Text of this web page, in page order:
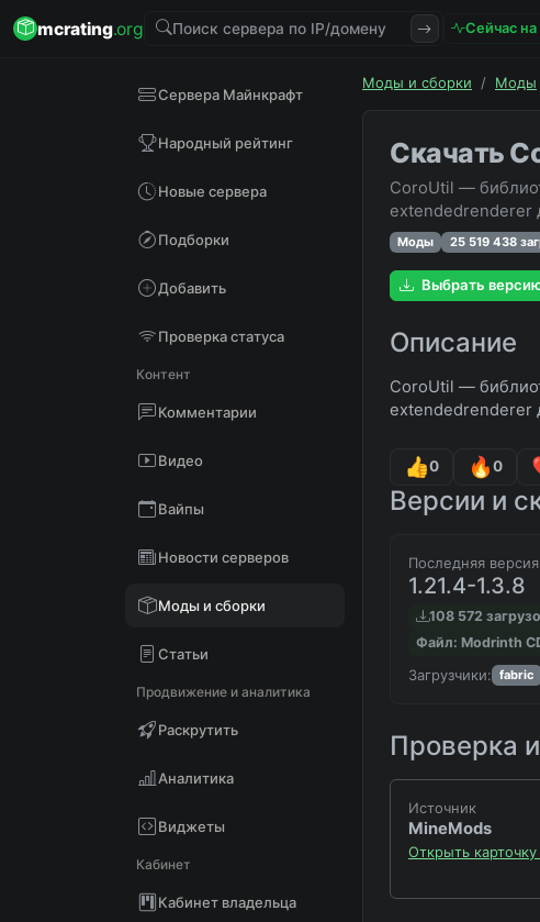
mcrating.org Сейчас на
Сервера Майнкрафт
Народный рейтинг
Новые сервера
Подборки
Добавить
Проверка статуса
Контент
Комментарии
Видео
Вайпы
Новости серверов
Моды и сборки
Статьи
Продвижение и аналитика
Раскрутить
Аналитика
Виджеты
Кабинет
Кабинет владельца
Моды и сборки / Моды
Скачать
CoroUtil —
extendedrenderer
Моды 25 519 438
Выбрать
Описание
CoroUtil —
extendedrenderer
0 0
Версии и
Последняя версия
1.21.4-1.3.8
108 572
Файл: Modrinth
Загрузчики: fabric
Проверка
Источник
MineMods
Открыть